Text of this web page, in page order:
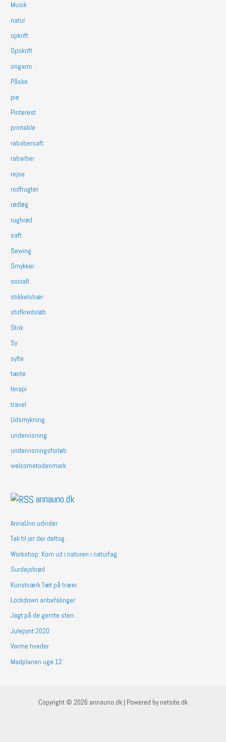
Musik
natur
opkrift
Opskrift
origami
Påske
pie
Pinterest
printable
rababersaft
rabarber
rejse
rodfrugter
rødløg
rugbrød
saft
Sewing
Smykker
socialt
stikkelsbær
stofkredsløb
Strik
Sy
sylte
tærte
terapi
travel
Udsmykning
undervisning
undervisningsforløb
welcometodenmark
annauno.dk
AnnaUno udvider
Tak til jer der deltog…
Workshop: Kom ud i naturen i naturfag
Surdejsbrød
Kunstværk Tæt på træer
Lockdown anbefalinger
Jagt på de gemte sten…
Julepynt 2020
Varme hveder
Madplanen uge 12
Copyright © 2026 annauno.dk | Powered by netsite.dk